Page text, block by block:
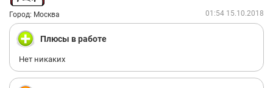
Город: Москва 01:54 15.10.2018
Плюсы в работе
Нет никаких